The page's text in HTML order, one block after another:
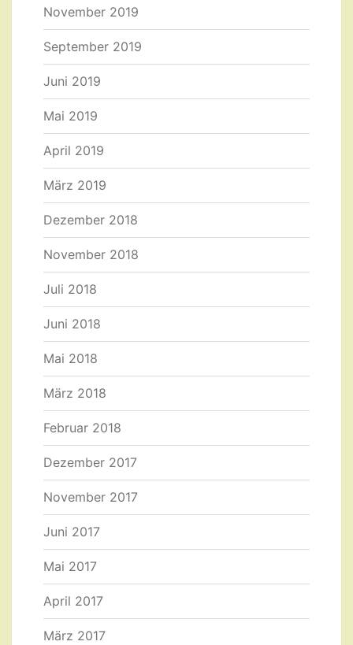
November 2019
September 2019
Juni 2019
Mai 2019
April 2019
März 2019
Dezember 2018
November 2018
Juli 2018
Juni 2018
Mai 2018
März 2018
Februar 2018
Dezember 2017
November 2017
Juni 2017
Mai 2017
April 2017
März 2017